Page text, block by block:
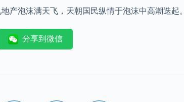
产泡沫满天飞，天朝国民纵情于泡沫中高潮迭起。
分享到微信